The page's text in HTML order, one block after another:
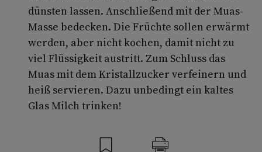
dünsten lassen. Anschließend mit der Muas-
Masse bedecken. Die Früchte sollen erwärmt
werden, aber nicht kochen, damit nicht zu
viel Flüssigkeit austritt. Zum Schluss das
Muas mit dem Kristallzucker verfeinern und
heiß servieren. Dazu unbedingt ein kaltes
Glas Milch trinken!